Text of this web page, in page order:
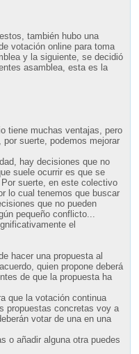
también hubo una
votación online para toma
y la siguiente, se decidió
asamblea, esta es la
tiene muchas ventajas, pero
suerte, podemos mejorar
hay decisiones que no
suele ocurrir es que se
suerte, en este colectivo
lo cual tenemos que buscar
que no pueden
pequeño conflicto...
el
hacer una propuesta al
quien propone deberá
de que la propuesta ha
que la votación continua
propuestas concretas voy a
votar de una en una
o añadir alguna otra puedes